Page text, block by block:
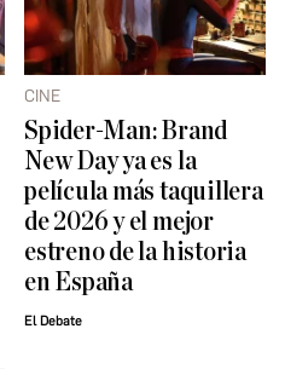
CINE
Spider-Man: Brand
New Day ya es la
película más taquillera
de 2026 y el mejor
estreno de la historia
en España
El Debate